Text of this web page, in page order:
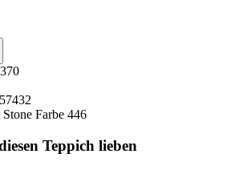
Stone Farbe 446
Teppich lieben